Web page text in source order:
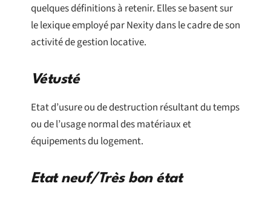
quelques définitions à retenir. Elles se basent sur
le lexique employé par Nexity dans le cadre de son
activité de gestion locative.
Vétusté
Etat d’usure ou de destruction résultant du temps
ou de l’usage normal des matériaux et
équipements du logement.
Etat neuf/Très bon état